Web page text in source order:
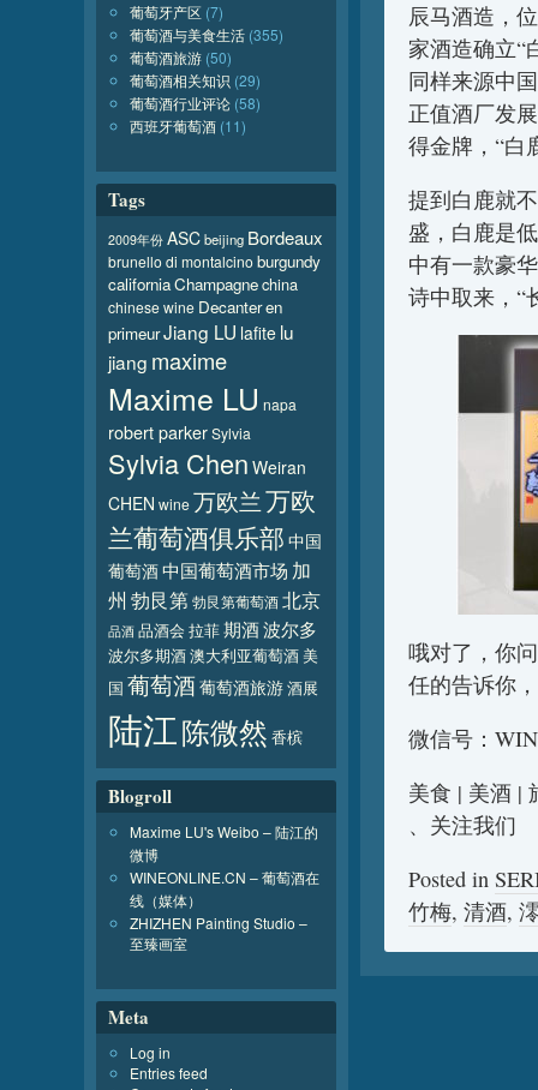
辰马酒造，
家酒造确立“
同样来源中
正值酒厂发
得金牌，“白
提到白鹿就
盛，白鹿是
中有一款豪
诗中取来，“
哦对了，你
任的告诉你
微信号：
美食 | 美酒 |
、关注我们
Posted in
竹梅, 清酒,
葡萄牙产区 (7)
葡萄酒与美食生活 (355)
葡萄酒旅游 (50)
葡萄酒相关知识 (29)
葡萄酒行业评论 (58)
西班牙葡萄酒 (11)
Tags
2009年份 ASCbeijing Bordeaux
brunello di montalcinoburgundy
californiaChampagnechina
chinese wine Decanteren
primeurJiang LU lafite lu
jiang maxime
Maxime LU napa
robert parkerSylvia
Sylvia Chen Weiran
CHEN wine万欧兰万欧
兰葡萄酒俱乐部中国
葡萄酒中国葡萄酒市场 加
州 勃艮第勃艮第葡萄酒北京
品酒品酒会 拉菲期酒波尔多
波尔多期酒澳大利亚葡萄酒美
国 葡萄酒葡萄酒旅游酒展
陆江陈微然 香槟
Blogroll
Maxime LU's Weibo – 陆江的
微博
WINEONLINE.CN – 葡萄酒在
线（媒体）
ZHIZHEN Painting Studio –
至臻画室
Meta
Log in
Entries feed